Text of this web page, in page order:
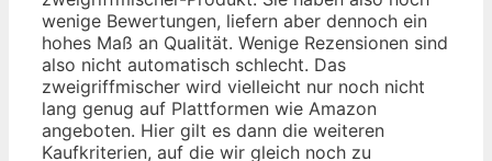
wenige Bewertungen, liefern aber dennoch ein
hohes Maß an Qualität. Wenige Rezensionen sind
also nicht automatisch schlecht. Das
zweigriffmischer wird vielleicht nur noch nicht
lang genug auf Plattformen wie Amazon
angeboten. Hier gilt es dann die weiteren
Kaufkriterien, auf die wir gleich noch zu